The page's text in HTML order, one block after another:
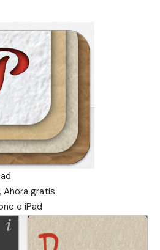
Ahora gratis
e iPad